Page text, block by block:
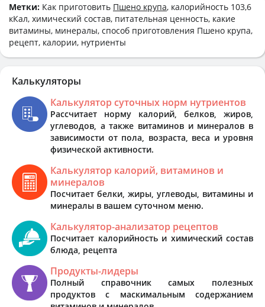
Метки: Как приготовить Пшено крупа, калорийность 103,6
кКал, химический состав, питательная ценность, какие
витамины, минералы, способ приготовления Пшено крупа,
рецепт, калории, нутриенты
Калькуляторы
Калькулятор суточных норм нутриентов
Рассчитает норму калорий, белков, жиров,
углеводов, а также витаминов и минералов в
зависимости от пола, возраста, веса и уровня
физической активности.
Калькулятор калорий, витаминов и
минералов
Посчитает белки, жиры, углеводы, витамины и
минералы в вашем суточном меню.
Калькулятор-анализатор рецептов
Посчитает калорийность и химический состав
блюда, рецепта
Продукты-лидеры
Полный справочник самых полезных
продуктов с маскимальным содержанием